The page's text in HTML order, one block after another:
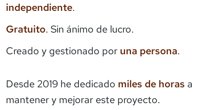
independiente.
Gratuito. Sin ánimo de lucro.
Creado y gestionado por una persona.
Desde 2019 he dedicado miles de horas a
mantener y mejorar este proyecto.